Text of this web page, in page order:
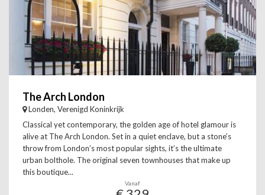
The Arch London
Londen, Verenigd Koninkrijk
Classical yet contemporary, the golden age of hotel glamour is
alive at The Arch London. Set in a quiet enclave, but a stone’s
throw from London’s most popular sights, it’s the ultimate
urban bolthole. The original seven townhouses that make up
this boutique...
Vanaf